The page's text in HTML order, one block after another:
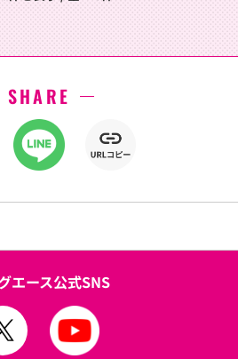
SHARE
エース公式SNS